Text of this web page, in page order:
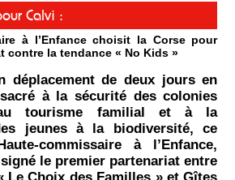
Calvi :
à l’Enfance choisit la Corse pour
contre la tendance « No Kids »
déplacement de deux jours en
à la sécurité des colonies
tourisme familial et à la
jeunes à la biodiversité, ce
commissaire à l’Enfance,
le premier partenariat entre
Le Choix des Familles » et Gîtes